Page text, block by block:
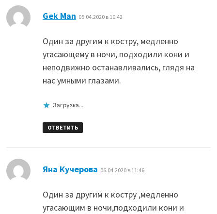
Gek Man 05.04.2020 в 10:42
Один за другим к костру, медленно
угасающему в ночи, подходили кони и
неподвижно останавливались, глядя на
нас умными глазами.
Загрузка...
ОТВЕТИТЬ
Яна Кучерова 06.04.2020 в 11:46
Один за другим к костру ,медленно
угасающим в ночи,подходили кони и